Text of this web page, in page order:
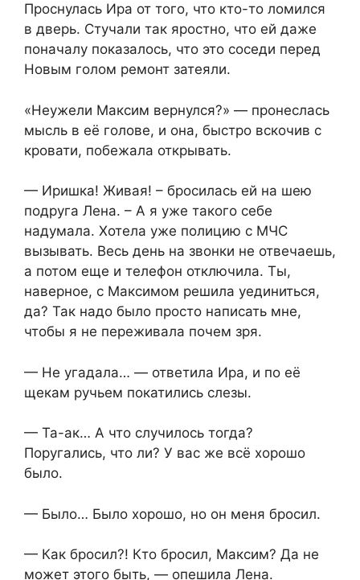
Проснулась Ира от того, что кто-то ломился
в дверь. Стучали так яростно, что ей даже
поначалу показалось, что это соседи перед
Новым голом ремонт затеяли.
«Неужели Максим вернулся?» — пронеслась
мысль в её голове, и она, быстро вскочив с
кровати, побежала открывать.
— Иришка! Живая! – бросилась ей на шею
подруга Лена. – А я уже такого себе
надумала. Хотела уже полицию с МЧС
вызывать. Весь день на звонки не отвечаешь,
а потом еще и телефон отключила. Ты,
наверное, с Максимом решила уединиться,
да? Так надо было просто написать мне,
чтобы я не переживала почем зря.
— Не угадала… — ответила Ира, и по её
щекам ручьем покатились слезы.
— Та-ак… А что случилось тогда?
Поругались, что ли? У вас же всё хорошо
было.
— Было… Было хорошо, но он меня бросил.
— Как бросил?! Кто бросил, Максим? Да не
может этого быть, — опешила Лена.